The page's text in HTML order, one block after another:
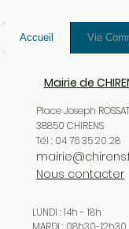
Accueil Vie
Mairie de
Place Joseph ROSSAT
38850 CHIRENS
Tél : 04 76 35 20 28
Nous contacter
LUNDI : 14h - 18h
MARDI : 08h30-12h30